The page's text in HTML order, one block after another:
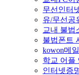
무선인터
유/무선공
교내 불법
불법폰트
kowon메
학교 어플
인터넷증